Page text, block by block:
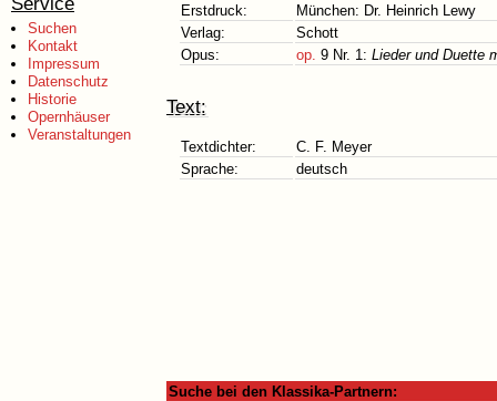
Suchen
Kontakt
Impressum
Datenschutz
Historie
Opernhäuser
Veranstaltungen
Erstdruck:
München: Dr. Heinrich Lewy
Verlag:
Schott
Opus:
op. 9 Nr. 1: Lieder und Duette
Text:
Textdichter:
C. F. Meyer
Sprache:
deutsch
Suche bei den Klassika-Partnern: